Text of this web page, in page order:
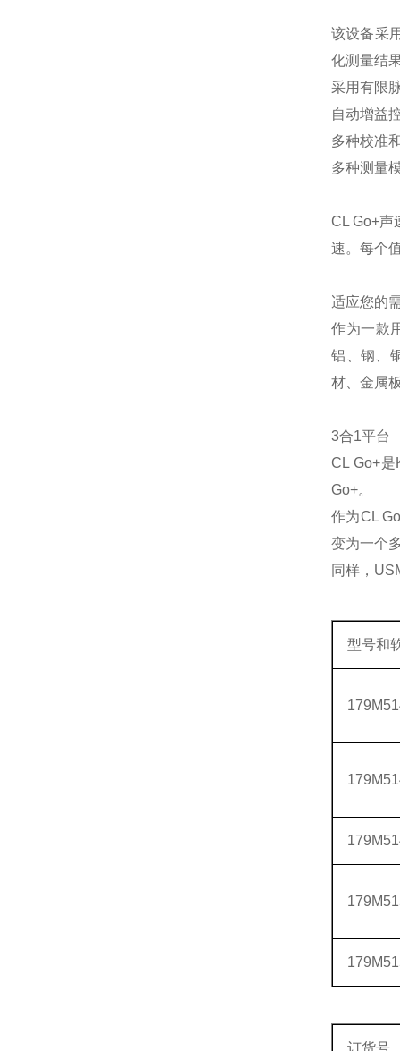
该设备采
化测量结
采用有限
自动增益
多种校准
多种测量
CL Go+声
速。每个
适应您的
作为一款
铝、钢、
材、金属
3合1平台
CL Go+
Go+。
作为CL
变为一个
同样，
型号和
订货号